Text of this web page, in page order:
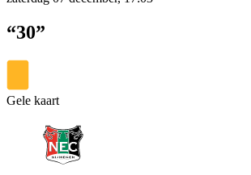
“30”
Gele kaart